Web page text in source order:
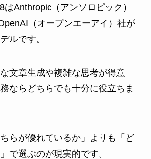
はAnthropic（アンソロピック）
（オープンエーアイ）社が
ルです。
文章生成や複雑な思考が得意
ならどちらでも十分に役立ちま
らが優れているか」よりも「ど
で選ぶのが現実的です。